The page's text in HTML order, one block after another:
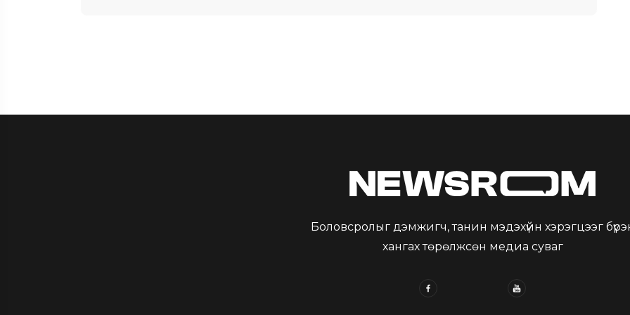
Боловсролыг дэмжигч, танин мэдэхүйн хэрэгцээг
хангах төрөлжсөн медиа суваг